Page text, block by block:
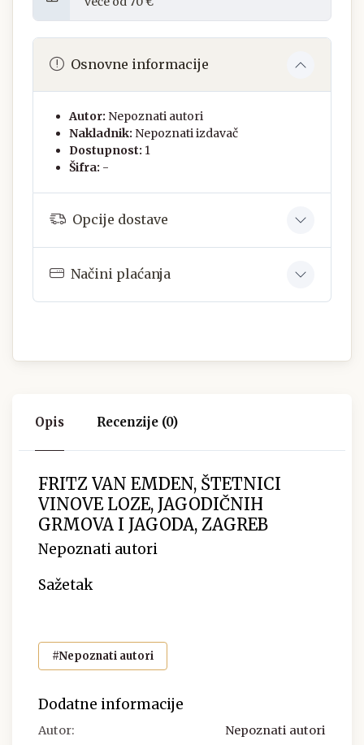
Osnovne informacije
Autor: Nepoznati autori
Nakladnik: Nepoznati izdavač
Dostupnost: 1
Šifra: -
Opcije dostave
Načini plaćanja
Opis Recenzije (0)
FRITZ VAN EMDEN, ŠTETNICI
VINOVE LOZE, JAGODIČNIH
GRMOVA I JAGODA, ZAGREB
Nepoznati autori
Sažetak
#Nepoznati autori
Dodatne informacije
Autor: Nepoznati autori